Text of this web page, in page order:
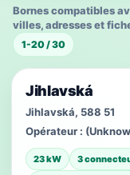
Bornes compatibles
villes, adresses et
1-20 / 30
Jihlavská
Jihlavská, 588 51
Opérateur :
23 kW
3